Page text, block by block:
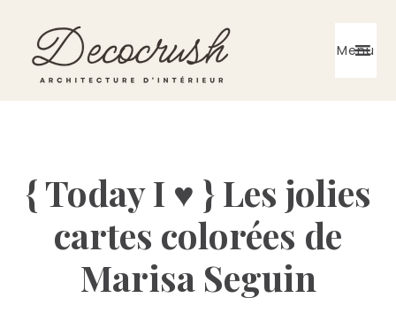
to
primary
to
main
to
primary
Menu
{ Today I ♥ } Les jolies
cartes colorées de
Marisa Seguin